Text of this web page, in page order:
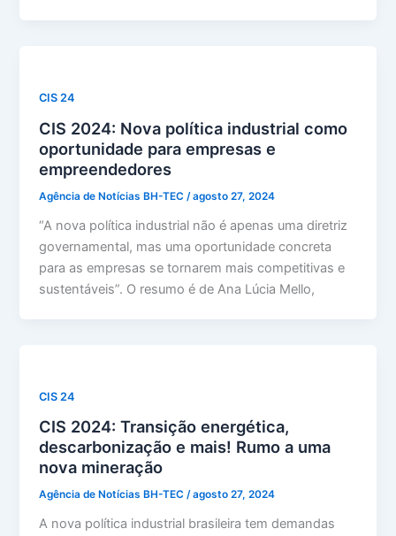
CIS 24
CIS 2024: Nova política industrial como
oportunidade para empresas e
empreendedores
Agência de Notícias BH-TEC/agosto 27, 2024
“A nova política industrial não é apenas uma diretriz
governamental, mas uma oportunidade concreta
para as empresas se tornarem mais competitivas e
sustentáveis”. O resumo é de Ana Lúcia Mello,
CIS 24
CIS 2024: Transição energética,
descarbonização e mais! Rumo a uma
nova mineração
Agência de Notícias BH-TEC/agosto 27, 2024
A nova política industrial brasileira tem demandas